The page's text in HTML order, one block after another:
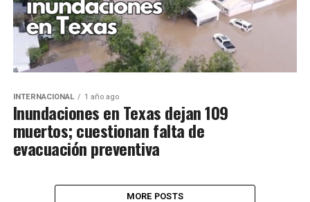
INTERNACIONAL 1 año ago
Inundaciones en Texas dejan 109
muertos; cuestionan falta de
evacuación preventiva
MORE POSTS